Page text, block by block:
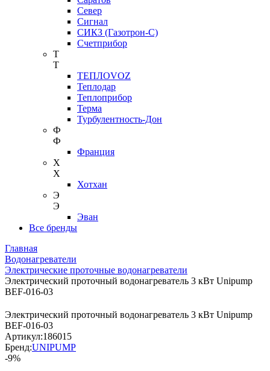
Север
Сигнал
СИКЗ (Газотрон-С)
Счетприбор
Т
Т
ТЕПЛОVOZ
Теплодар
Теплоприбор
Терма
Турбулентность-Дон
Ф
Ф
Франция
Х
Х
Хотхан
Э
Э
Эван
Все бренды
Главная
Водонагреватели
Электрические проточные водонагреватели
Электрический проточный водонагреватель 3 кВт Unipump
BEF-016-03
Электрический проточный водонагреватель 3 кВт Unipump
BEF-016-03
Артикул:186015
Бренд:UNIPUMP
-9%